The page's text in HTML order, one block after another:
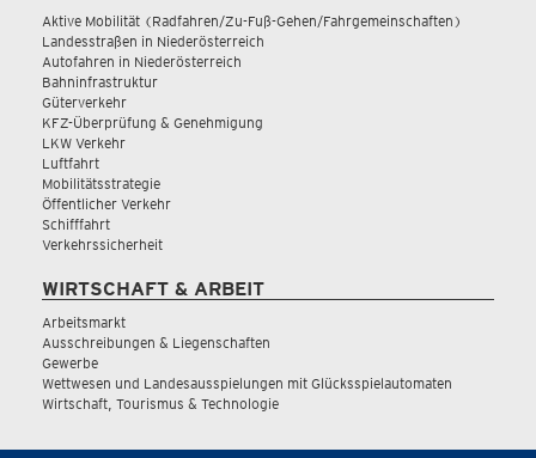
Aktive Mobilität (Radfahren/Zu-Fuß-Gehen/Fahrgemeinschaften)
Landesstraßen in Niederösterreich
Autofahren in Niederösterreich
Bahninfrastruktur
Güterverkehr
KFZ-Überprüfung & Genehmigung
LKW Verkehr
Luftfahrt
Mobilitätsstrategie
Öffentlicher Verkehr
Schifffahrt
Verkehrssicherheit
WIRTSCHAFT & ARBEIT
Arbeitsmarkt
Ausschreibungen & Liegenschaften
Gewerbe
Wettwesen und Landesausspielungen mit Glücksspielautomaten
Wirtschaft, Tourismus & Technologie